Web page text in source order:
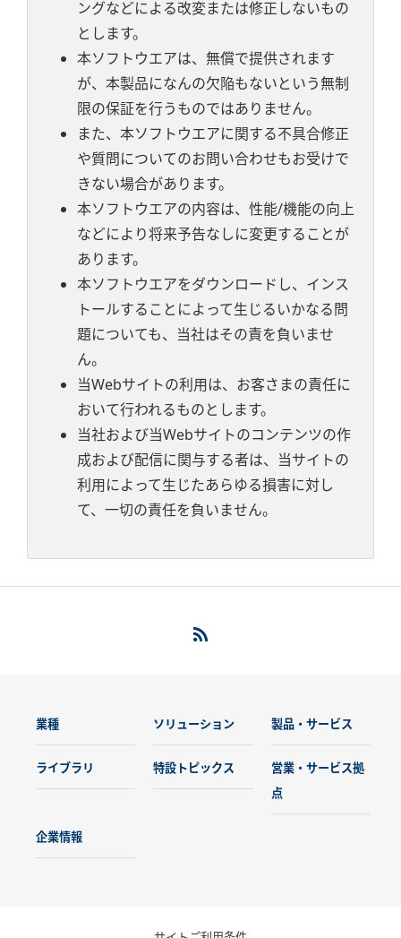
ングなどによる改変または修正しないもの
とします。
本ソフトウエアは、無償で提供されます
が、本製品になんの欠陥もないという無制
限の保証を行うものではありません。
また、本ソフトウエアに関する不具合修正
や質問についてのお問い合わせもお受けで
きない場合があります。
本ソフトウエアの内容は、性能/機能の向上
などにより将来予告なしに変更することが
あります。
本ソフトウエアをダウンロードし、インス
トールすることによって生じるいかなる問
題についても、当社はその責を負いませ
ん。
当Webサイトの利用は、お客さまの責任に
おいて行われるものとします。
当社および当Webサイトのコンテンツの作
成および配信に関与する者は、当サイトの
利用によって生じたあらゆる損害に対し
て、一切の責任を負いません。
業種 ソリューション 製品・サービス
ライブラリ 特設トピックス
営業・サービス拠
点
企業情報